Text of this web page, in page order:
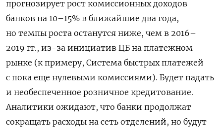
прогнозирует рост комиссионных доходов
банков на 10–15% в ближайшие два года,
но темпы роста останутся ниже, чем в 2016–
2019 гг., из-за инициатив ЦБ на платежном
рынке (к примеру, Система быстрых платежей
с пока еще нулевыми комиссиями). Будет падать
и необеспеченное розничное кредитование.
Аналитики ожидают, что банки продолжат
сокращать расходы на сеть отделений, но будут